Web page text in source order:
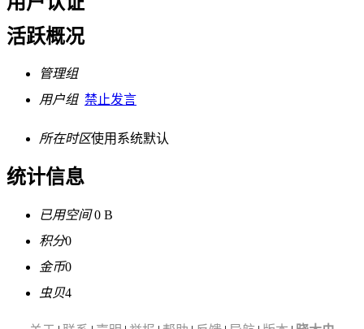
活跃概况
管理组
用户组 禁止发言
所在时区使用系统默认
统计信息
已用空间0 B
积分0
金币0
虫贝4